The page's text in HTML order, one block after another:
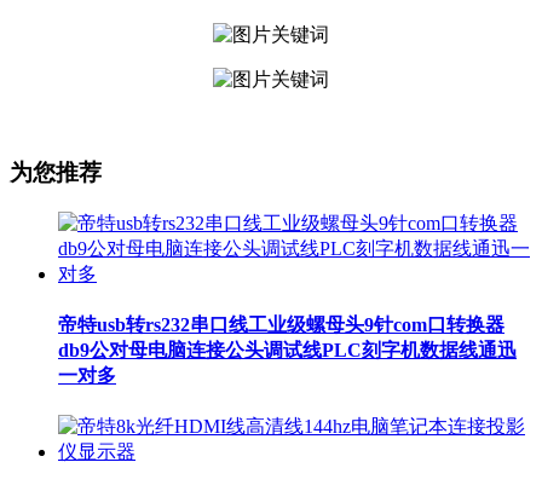
为您推荐
帝特usb转rs232串口线工业级螺母头9针com口转换器
db9公对母电脑连接公头调试线PLC刻字机数据线通迅
一对多